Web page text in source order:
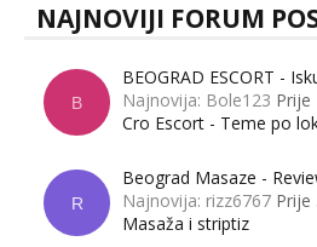
NAJNOVIJI FORUM
B
BEOGRAD ESCORT -
Najnovija: Bole123 Prije
Cro Escort - Teme po
R
Beograd Masaze -
Najnovija: rizz6767 Prije
Masaža i striptiz